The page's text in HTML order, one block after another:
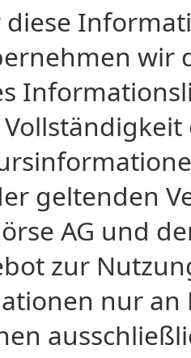
wir
geltenden
AG und
zur
nur an